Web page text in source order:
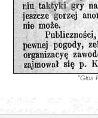
"Głos